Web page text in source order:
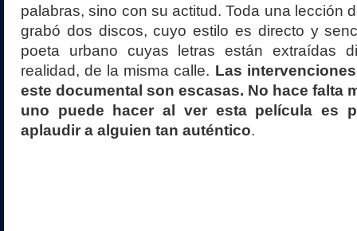
palabras, sino con su actitud. Toda una lección
grabó dos discos, cuyo estilo es directo y
poeta urbano cuyas letras están extraídas
realidad, de la misma calle. Las
este documental son escasas. No hace falta
uno puede hacer al ver esta película es
aplaudir a alguien tan auténtico.